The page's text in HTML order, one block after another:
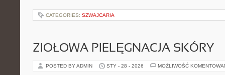
CATEGORIES: SZWAJCARIA
ZIOŁOWA PIELĘGNACJA SKÓRY
POSTED BY ADMIN STY - 28 - 2026 MOŻLIWOŚĆ